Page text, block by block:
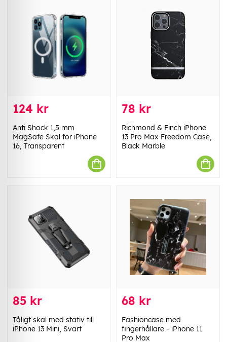
124 kr
Anti Shock 1,5 mm
MagSafe Skal för iPhone
16, Transparent
78 kr
Richmond & Finch iPhone
13 Pro Max Freedom Case,
Black Marble
85 kr
Tåligt skal med stativ till
iPhone 13 Mini, Svart
68 kr
Fashioncase med
fingerhållare - iPhone 11
Pro Max